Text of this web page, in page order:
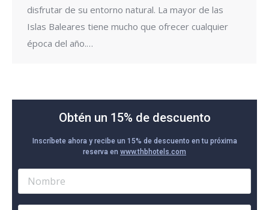
disfrutar de su entorno natural. La mayor de las
Islas Baleares tiene mucho que ofrecer cualquier
época del año.…
Obtén un 15% de descuento
Inscríbete ahora y recibe un 15% de descuento en tu próxima
reserva en www.thbhotels.com